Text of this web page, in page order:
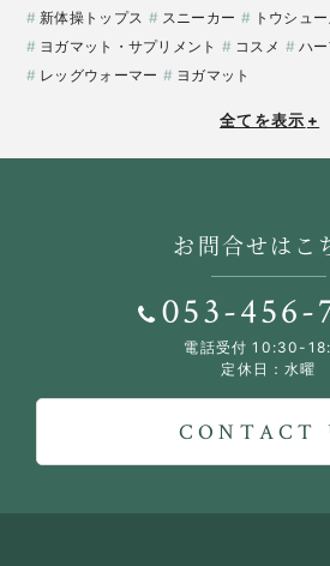
新体操トップス
スニーカー
トウシュ
ヨガマット・サプリメント
コスメ
ハ
レッグウォーマー
ヨガマット
全てを表示 +
お問合せはこ
053-456-
電話受付 10:30-
定休日：水曜
CONTACT